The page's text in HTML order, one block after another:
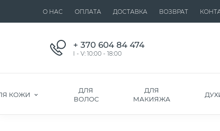
О НАС ОПЛАТА ДОСТАВКА ВОЗВРАТ
+ 370 604 84 474
I - V: 10:00 - 18:00
КОЖИ
ДЛЯ
ВОЛОС
ДЛЯ
МАКИЯЖА